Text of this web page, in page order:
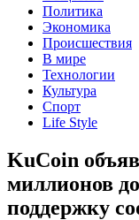
Политика
Экономика
Происшествия
В мире
Технологии
Культура
Спорт
Life Style
KuCoin
миллионов
поддержку